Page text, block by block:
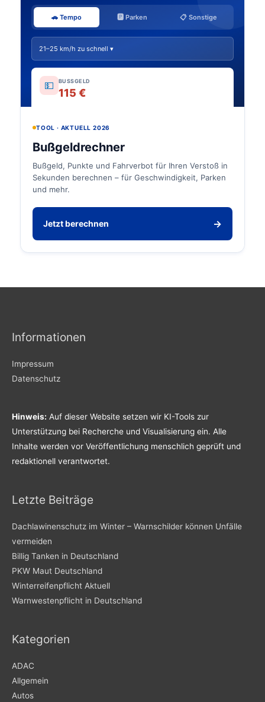
🚗 Tempo 🅿️ Parken 📋 Sonstige
21–25 km/h zu schnell ▾
💵 BUSSGELD
115 €
TOOL · AKTUELL 2026
Bußgeldrechner
Bußgeld, Punkte und Fahrverbot für Ihren Verstoß in
Sekunden berechnen – für Geschwindigkeit, Parken
und mehr.
Jetzt berechnen →
Informationen
Impressum
Datenschutz
Hinweis: Auf dieser Website setzen wir KI-Tools zur
Unterstützung bei Recherche und Visualisierung ein. Alle
Inhalte werden vor Veröffentlichung menschlich geprüft und
redaktionell verantwortet.
Letzte Beiträge
Dachlawinenschutz im Winter – Warnschilder können Unfälle
vermeiden
Billig Tanken in Deutschland
PKW Maut Deutschland
Winterreifenpflicht Aktuell
Warnwestenpflicht in Deutschland
Kategorien
ADAC
Allgemein
Autos